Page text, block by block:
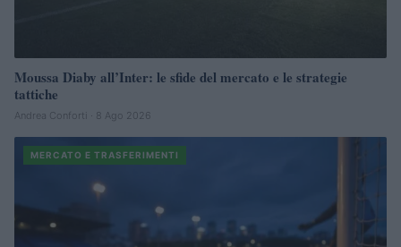
Moussa Diaby all’Inter: le sfide del mercato e le strategie
tattiche
Andrea Conforti · 8 Ago 2026
MERCATO E TRASFERIMENTI